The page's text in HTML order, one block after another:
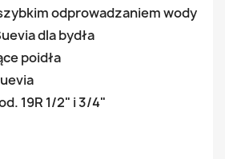
odprowadzaniem wody
dla bydła
poidła
19R 1/2" i 3/4"